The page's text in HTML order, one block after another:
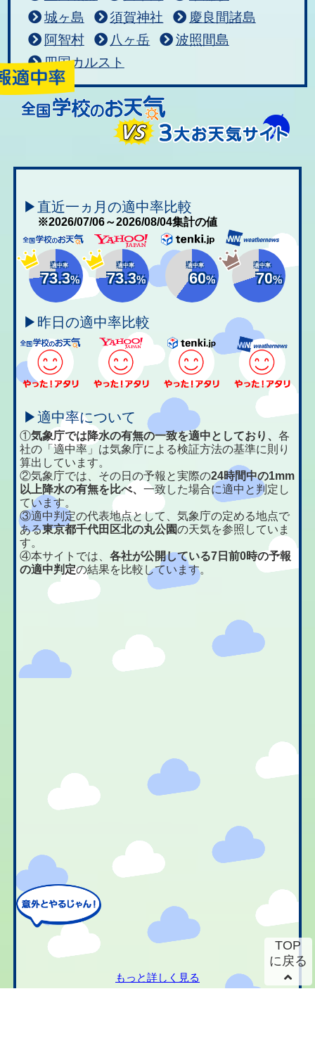
城ヶ島
須賀神社
慶良間諸島
阿智村
八ヶ岳
波照間島
四国カルスト
▶直近一ヵ月の適中率比較
※2026/07/06～2026/08/04集計の値
適中率
73.3%
適中率
73.3%
適中率
60%
適中率
70%
▶昨日の適中率比較
▶適中率について
①気象庁では降水の有無の一致を適中としており、各
社の「適中率」は気象庁による検証方法の基準に則り
算出しています。
②気象庁では、その日の予報と実際の24時間中の1mm
以上降水の有無を比べ、一致した場合に適中と判定し
ています。
③適中判定の代表地点として、気象庁の定める地点で
ある東京都千代田区北の丸公園の天気を参照していま
す。
④本サイトでは、各社が公開している7日前0時の予報
の適中判定の結果を比較しています。
もっと詳しく見る
TOP
に戻る